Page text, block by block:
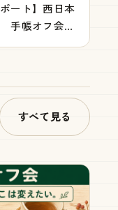
ポート】西日本
手帳オフ会
すべて見る